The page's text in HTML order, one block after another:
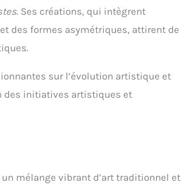
. Ses créations, qui intègrent
des formes asymétriques, attirent de
sur l’évolution artistique et
des initiatives artistiques et
mélange vibrant d’art traditionnel et